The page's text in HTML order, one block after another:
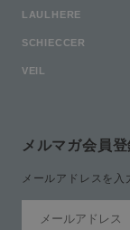
LAULHERE
SCHIECCER
VEIL
メルマガ会員登
メールアドレスを入